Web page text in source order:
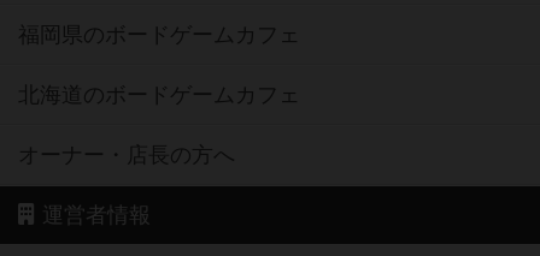
福岡県のボードゲームカフェ
北海道のボードゲームカフェ
オーナー・店長の方へ
運営者情報